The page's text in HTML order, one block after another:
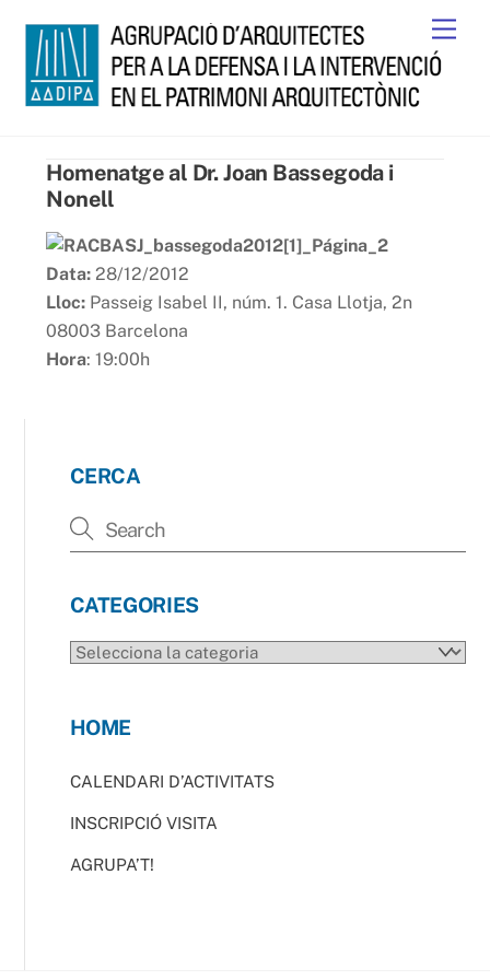
content
Homenatge al Dr. Joan Bassegoda i
Nonell
Data:28/12/2012
Lloc: Passeig Isabel II, núm. 1. Casa Llotja, 2n
08003 Barcelona
Hora: 19:00h
CERCA
CATEGORIES
CATEGORIES
HOME
CALENDARI D’ACTIVITATS
INSCRIPCIÓ VISITA
AGRUPA’T!